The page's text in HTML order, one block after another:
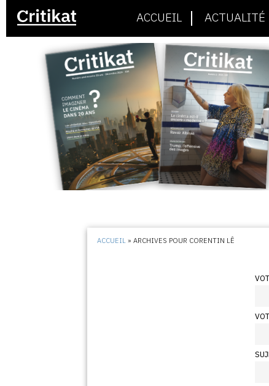
ACCUEIL ACTUALITÉ
ACCUEIL »ARCHIVES POUR CORENTIN LÊ